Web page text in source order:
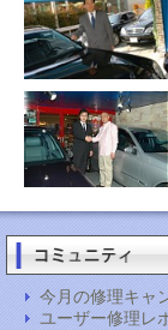
今月の修理キャ
ユーザー修理レ